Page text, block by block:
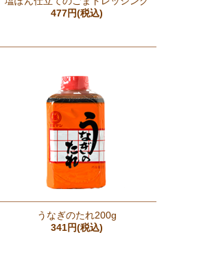
477円(税込)
うなぎのたれ200g
341円(税込)